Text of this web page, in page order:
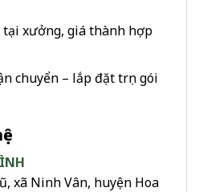
xưởng, giá thành hợp
chuyển – lắp đặt trọn gói
xã Ninh Vân, huyện Hoa